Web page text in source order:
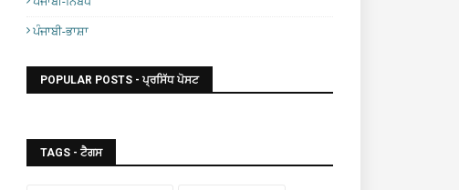
ਪੰਜਾਬੀ-ਭਾਸ਼ਾ
POPULAR POSTS - ਪ੍ਰਸਿੱਧ ਪੋਸਟ
TAGS - ਟੈਗਸ